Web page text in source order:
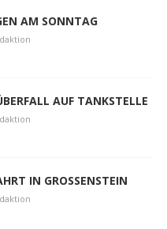
AM SONNTAG
AUF TANKSTELLE
IN GROSSENSTEIN